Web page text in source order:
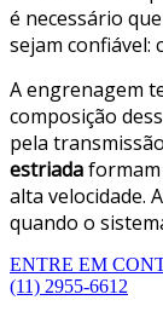
é necessário
sejam confiável:
A engrenagem
composição
pela
estriadaformam
alta velocidade.
quando o
ENTRE EM
(11) 2955-6612